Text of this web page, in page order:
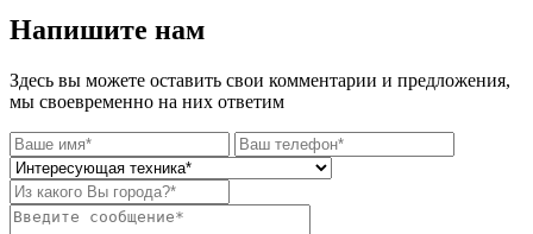
Напишите нам
Здесь вы можете оставить свои комментарии и предложения,
мы своевременно на них ответим